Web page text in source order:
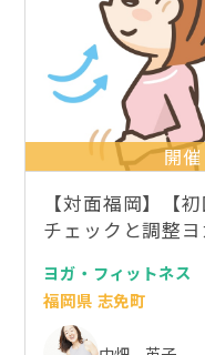
開
【対面福岡】【
チェックと調整
ヨガ・フィットネス
福岡県 志免町